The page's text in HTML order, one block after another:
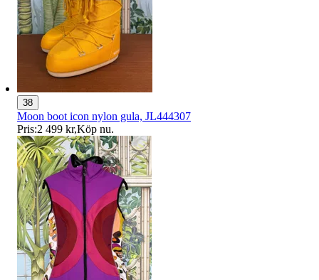
38
Moon boot icon nylon gula, JL444307
Pris:2 499 kr,Köp nu.